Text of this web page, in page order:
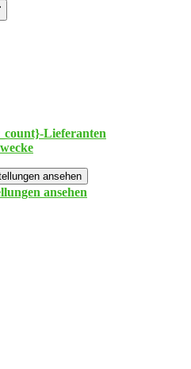
Lieferanten
ansehen
ansehen